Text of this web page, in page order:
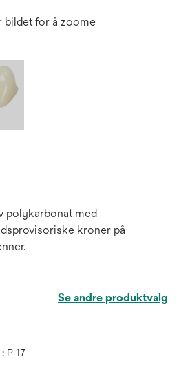
bildet for å zoome
polykarbonat med
kroner på
Se andre produktvalg
P-17